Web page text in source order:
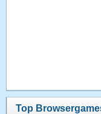
Top